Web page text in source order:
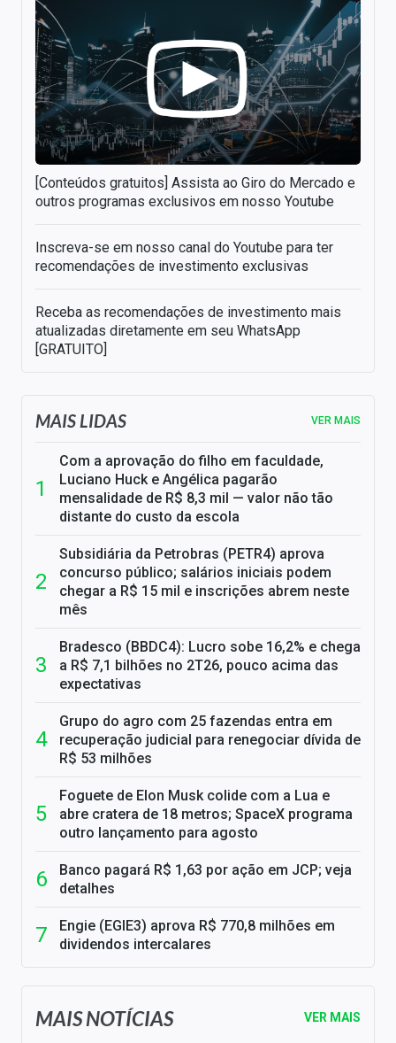
[Conteúdos gratuitos] Assista ao Giro do Mercado e
outros programas exclusivos em nosso Youtube
Inscreva-se em nosso canal do Youtube para ter
recomendações de investimento exclusivas
Receba as recomendações de investimento mais
atualizadas diretamente em seu WhatsApp
[GRATUITO]
MAIS LIDAS VER MAIS
Com a aprovação do filho em faculdade,
Luciano Huck e Angélica pagarão
mensalidade de R$ 8,3 mil — valor não tão
distante do custo da escola
Subsidiária da Petrobras (PETR4) aprova
concurso público; salários iniciais podem
chegar a R$ 15 mil e inscrições abrem neste
mês
Bradesco (BBDC4): Lucro sobe 16,2% e chega
a R$ 7,1 bilhões no 2T26, pouco acima das
expectativas
Grupo do agro com 25 fazendas entra em
recuperação judicial para renegociar dívida de
R$ 53 milhões
Foguete de Elon Musk colide com a Lua e
abre cratera de 18 metros; SpaceX programa
outro lançamento para agosto
Banco pagará R$ 1,63 por ação em JCP; veja
detalhes
Engie (EGIE3) aprova R$ 770,8 milhões em
dividendos intercalares
MAIS NOTÍCIAS VER MAIS